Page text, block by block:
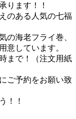
ります！！
のある人気の七福
の海老フライ巻、
意しています。
まで！（注文用紙
ご予約をお願い致
！！